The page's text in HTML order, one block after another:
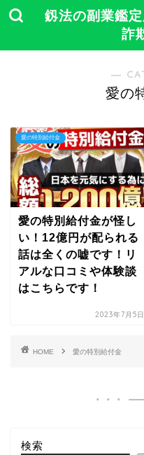
釼法の副業鑑
詐
―
愛の
愛の特別給付金
愛の特別給付金が怪し
い！12億円が配られる
話は全くの嘘です！リ
アルな口コミや体験談
はこちらです！
2023年7月5日
HOME 愛の特別給付金
検索